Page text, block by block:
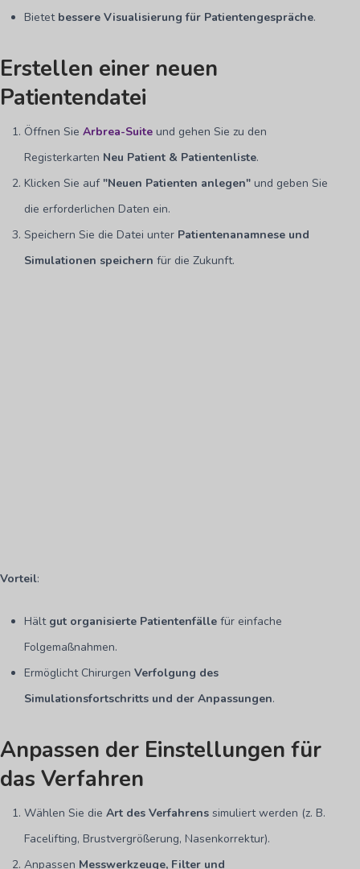
Bietet bessere Visualisierung für Patientengespräche.
Erstellen einer neuen
Patientendatei
Öffnen SieArbrea-Suite und gehen Sie zu den
Registerkarten Neu Patient & Patientenliste.
Klicken Sie auf"Neuen Patienten anlegen" und geben Sie
die erforderlichen Daten ein.
Speichern Sie die Datei unter Patientenanamnese und
Simulationen speichern für die Zukunft.
Vorteil:
Hält gut organisierte Patientenfälle für einfache
Folgemaßnahmen.
Ermöglicht ChirurgenVerfolgung des
Simulationsfortschritts und der Anpassungen.
Anpassen der Einstellungen für
das Verfahren
Wählen Sie dieArt des Verfahrens simuliert werden (z. B.
Facelifting, Brustvergrößerung, Nasenkorrektur).
Anpassen Messwerkzeuge, Filter und